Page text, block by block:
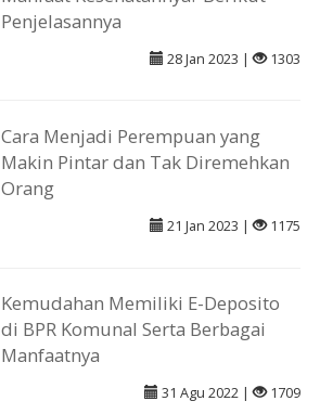
Penjelasannya
28 Jan 2023 | 1303
Cara Menjadi Perempuan yang
Makin Pintar dan Tak Diremehkan
Orang
21 Jan 2023 | 1175
Kemudahan Memiliki E-Deposito
di BPR Komunal Serta Berbagai
Manfaatnya
31 Agu 2022 | 1709